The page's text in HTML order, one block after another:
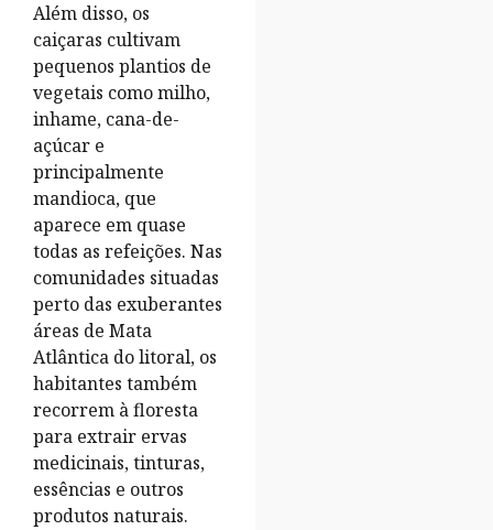
Além disso, os
caiçaras cultivam
pequenos plantios de
vegetais como milho,
inhame, cana-de-
açúcar e
principalmente
mandioca, que
aparece em quase
todas as refeições. Nas
comunidades situadas
perto das exuberantes
áreas de Mata
Atlântica do litoral, os
habitantes também
recorrem à floresta
para extrair ervas
medicinais, tinturas,
essências e outros
produtos naturais.